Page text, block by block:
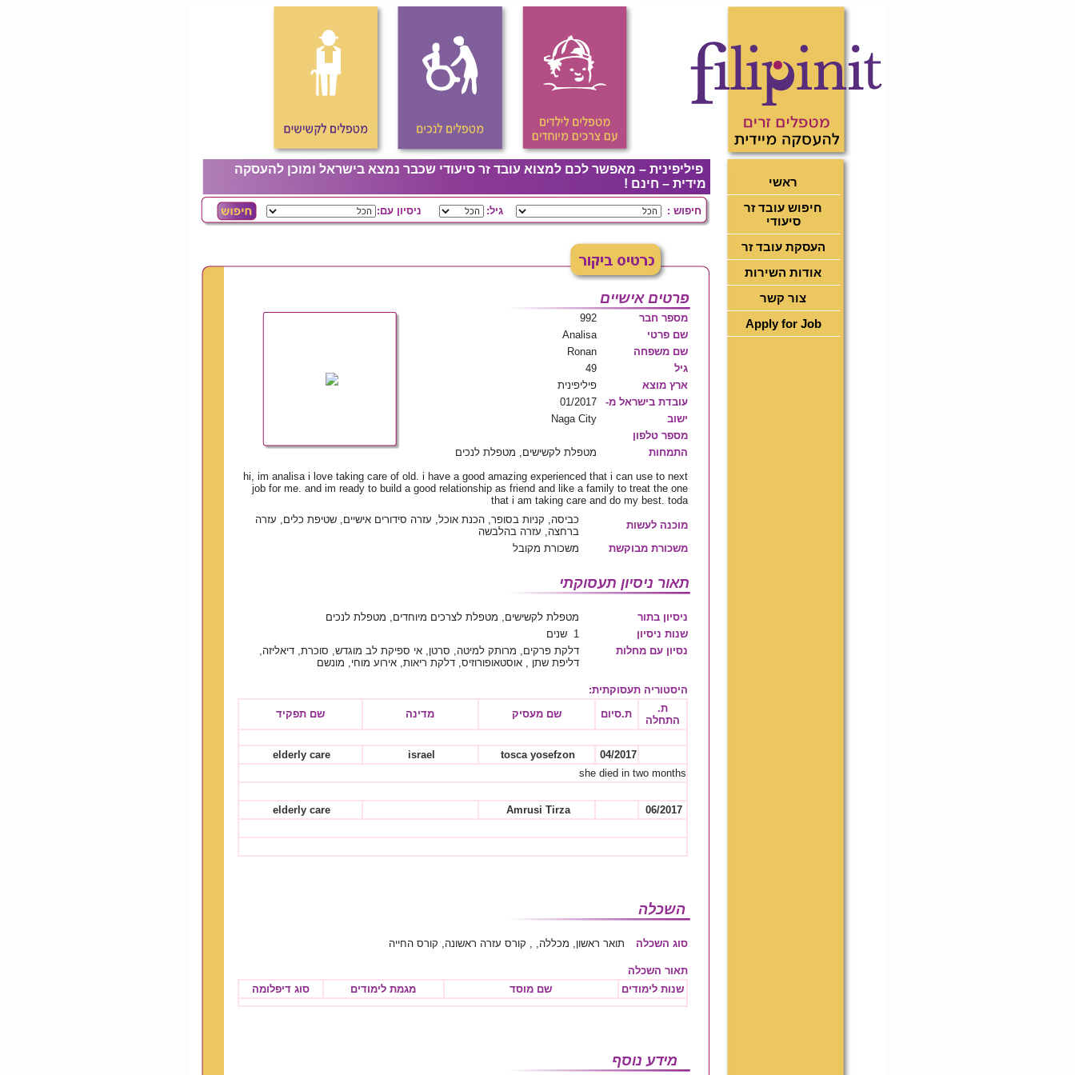
ראשי
חיפוש עובד זר
סיעודי
העסקת עובד זר
אודות השירות
צור קשר
Apply for Job
פיליפינית – מאפשר לכם למצוא עובד זר סיעודי שכבר נמצא בישראל ומוכן להעסקה
מידית – חינם !
חיפוש : גיל: ניסיון עם:
פרטים אישיים
מספר חבר
992
שם פרטי
Analisa
שם משפחה
Ronan
גיל
49
ארץ מוצא
פיליפינית
עובדת בישראל מ-
01/2017
ישוב
Naga City
מספר טלפון
התמחות
מטפלת לקשישים, מטפלת לנכים
hi, im analisa i love taking care of old. i have a good amazing experienced that i can use to next
job for me. and im ready to build a good relationship as friend and like a family to treat the one
that i am taking care and do my best. toda
מוכנה לעשות
כביסה, קניות בסופר, הכנת אוכל, עזרה סידורים אישיים, שטיפת כלים, עזרה
ברחצה, עזרה בהלבשה
משכורת מבוקשת
משכורת מקובל
תאור ניסיון תעסוקתי
ניסיון בתור
מטפלת לקשישים, מטפלת לצרכים מיוחדים, מטפלת לנכים
שנות ניסיון
1 שנים
נסיון עם מחלות
דלקת פרקים, מרותק למיטה, סרטן, אי ספיקת לב מוגדש, סוכרת, דיאליזה,
דליפת שתן , אוסטאופורוזיס, דלקת ריאות, אירוע מוחי, מונשם
היסטוריה תעסוקתית:
ת.
התחלה
ת.סיום שם מעסיק מדינה שם תפקיד
04/2017
tosca yosefzon
israel
elderly care
she died in two months
06/2017
Amrusi Tirza
elderly care
השכלה
סוג השכלה תואר ראשון, מכללה, , קורס עזרה ראשונה, קורס החייה
תאור השכלה
שנות לימודים
שם מוסד מגמת לימודים סוג דיפלומה
מידע נוסף